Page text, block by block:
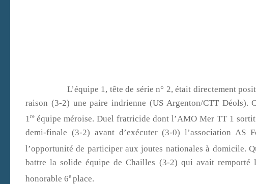
L’équipe 1, tête de série n° 2, était directement
raison (3-2) une paire indrienne (US Argenton/CTT
1re équipe méroise. Duel fratricide dont l’AMO Mer TT 1
demi-finale (3-2) avant d’exécuter (3-0) l’association
l’opportunité de participer aux joutes nationales à domicile.
battre la solide équipe de Chailles (3-2) qui avait remporté
honorable 6e place.